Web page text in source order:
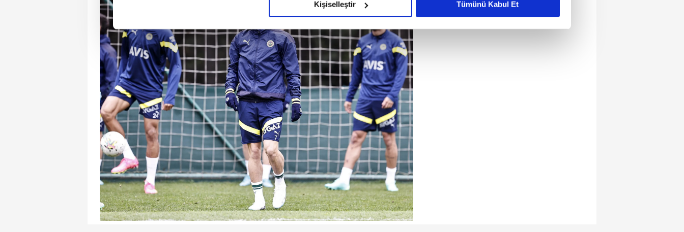
Sizlere daha iyi bir hizmet sunabilmek için İnternet Sitemizde kendimize ve üçüncü kişilere ait çerezler kullanılmaktadır. Bu
çerezler vasıtasıyla çeşitli kişisel verileriniz işlenmekte olup gerekli olan çerezler bilgi toplumu hizmetlerinin sunulması
amacıyla kullanılmaktadır. Diğer çerezler, sitemizin daha işlevsel kılınması ve kişiselleştirilmesi ve sizlere yönelik
reklam/pazarlama faaliyetlerinin yapılması, amaçlarıyla sınırlı olarak açık rızanız dahilinde kullanılacaktır.
Çerezlere ilişkin tercihlerinizi aşağıda yer alan panel vasıtasıyla belirleyebilirsiniz. Çerezlere ilişkin detaylı bilgi için Ayarlar
butonuna tıklayabilir,
Çerez Bilgilendirme Metnimizi ziyaret edebilirsiniz.
6698 sayılı Kişisel Verilerin Korunması Kanunu uyarınca hazırlanmış Aydınlatma Metnimizi okumak ve sitemizde ilgili
mevzuata uygun olarak kullanılan çerezlerle ilgili bilgi almak için lütfen
tıklayınız
Kişiselleştir Tümünü Kabul Et